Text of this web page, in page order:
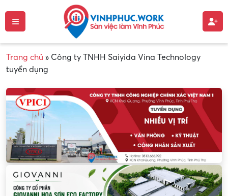
Trang chủ » Công ty TNHH Saiyida Vina Technology
tuyển dụng